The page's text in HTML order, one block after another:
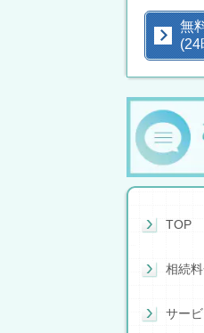
無
(24
TOP
相続
サー